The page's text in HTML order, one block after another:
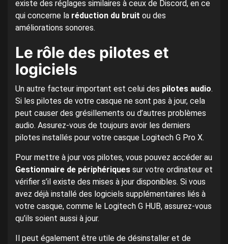
existe des réglages similaires à ceux de Discord, en ce
qui concerne la réduction du bruit ou des
améliorations sonores.
Le rôle des pilotes et
logiciels
Un autre facteur important est celui des pilotes audio.
Si les pilotes de votre casque ne sont pas à jour, cela
peut causer des grésillements ou d’autres problèmes
audio. Assurez-vous de toujours avoir les derniers
pilotes installés pour votre casque Logitech G Pro X.
Pour mettre à jour vos pilotes, vous pouvez accéder au
Gestionnaire de périphériques sur votre ordinateur et
vérifier s’il existe des mises à jour disponibles. Si vous
avez déjà installé des logiciels supplémentaires liés à
votre casque, comme le Logitech G HUB, assurez-vous
qu’ils soient aussi à jour.
Il peut également être utile de désinstaller et de